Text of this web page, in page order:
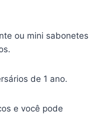
ou mini sabonetes
de 1 ano.
e você pode